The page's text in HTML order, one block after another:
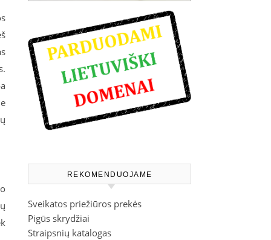
REKOMENDUOJAME
Sveikatos priežiūros prekės
Pigūs skrydžiai
Straipsnių katalogas